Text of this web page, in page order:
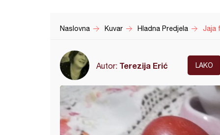
Naslovna Kuvar Hladna Predjela Jaja
Autor: Terezija Erić LAKO